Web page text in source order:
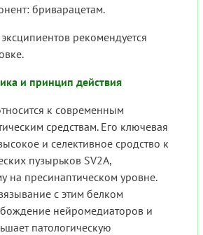
бриварацетам.
рекомендуется
и принцип действия
к современным
средствам. Его ключевая
и селективное сродство к
пузырьков SV2A,
на пресинаптическом уровне.
с этим белком
нейромедиаторов и
патологическую